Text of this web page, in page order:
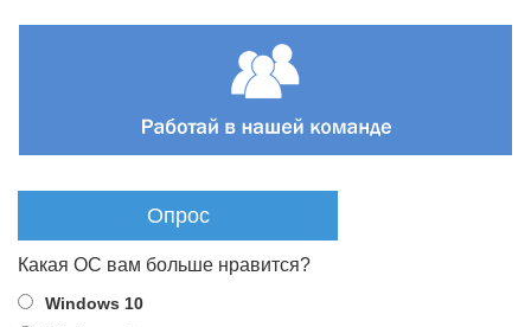
Опрос
Какая ОС вам больше нравится?
Windows 10